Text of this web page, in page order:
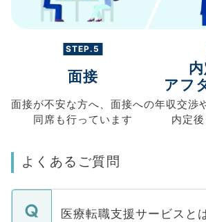
STEP.5
面接
面接が不安な方へ、 面接への
同席も行っています
アフ
年収交渉
内定
よくあるご質問
医療転職支援サービスと